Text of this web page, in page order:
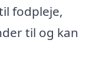
fodpleje,
til og kan